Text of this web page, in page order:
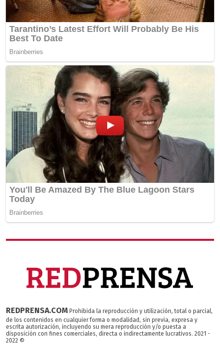
REDPRENSA.COM Prohibida la reproducción y utilización, total o parcial,
de los contenidos en cualquier forma o modalidad, sin previa, expresa y
escrita autorización, incluyendo su mera reproducción y/o puesta a
disposición con fines comerciales, directa o indirectamente lucrativos. 2021 -
2022 ©